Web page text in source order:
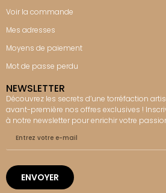
Voir la commande
Mes adresses
Moyens de paiement
Mot de passe perdu
NEWSLETTER
Découvrez les secrets d’une torréfaction
avant-première nos offres exclusives !
à notre newsletter pour enrichir votre
ENVOYER